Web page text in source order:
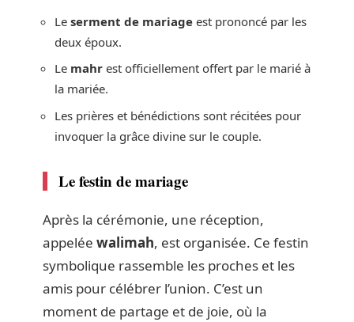
Le serment de mariage est prononcé par les
deux époux.
Le mahr est officiellement offert par le marié à
la mariée.
Les prières et bénédictions sont récitées pour
invoquer la grâce divine sur le couple.
Le festin de mariage
Après la cérémonie, une réception,
appelée walimah, est organisée. Ce festin
symbolique rassemble les proches et les
amis pour célébrer l’union. C’est un
moment de partage et de joie, où la